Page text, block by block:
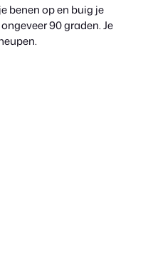
benen op en buig je
90 graden. Je